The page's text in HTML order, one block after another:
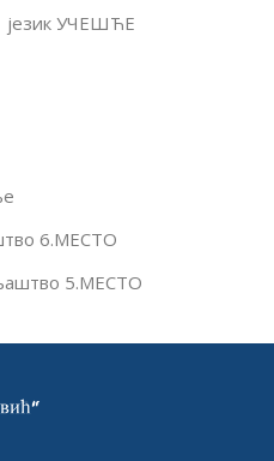
језик УЧЕШЋЕ
6.МЕСТО
5.МЕСТО